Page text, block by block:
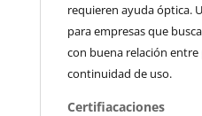
requieren ayuda óptica.
para empresas que
con buena relación
continuidad de uso.
Certifiacaciones